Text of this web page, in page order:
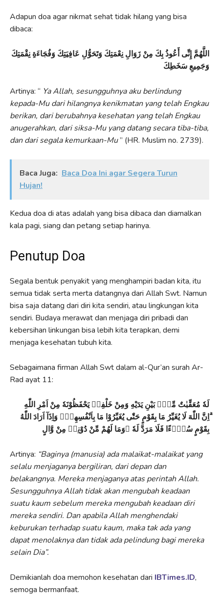
Adapun doa agar nikmat sehat tidak hilang yang bisa
dibaca:
اللَّهُمَّ إِنِّى أَعُوذُ بِكَ مِنْ زَوَالِ نِعْمَتِكَ وَتَحَوُّلِ عَافِيَتِكَ وَفُجَاءَةِ نِقْمَتِكَ
وَجَمِيعِ سَخَطِكَ
Artinya: “ Ya Allah, sesungguhnya aku berlindung
kepada-Mu dari hilangnya kenikmatan yang telah Engkau
berikan, dari berubahnya kesehatan yang telah Engkau
anugerahkan, dari siksa-Mu yang datang secara tiba-tiba,
dan dari segala kemurkaan-Mu” (HR. Muslim no. 2739).
Baca Juga: Baca Doa Ini agar Segera Turun
Hujan!
Kedua doa di atas adalah yang bisa dibaca dan diamalkan
kala pagi, siang dan petang setiap harinya.
Penutup Doa
Segala bentuk penyakit yang menghampiri badan kita, itu
semua tidak serta merta datangnya dari Allah Swt. Namun
bisa saja datang dari diri kita sendiri, atau lingkungan kita
sendiri. Budaya merawat dan menjaga diri pribadi dan
kebersihan linkungan bisa lebih kita terapkan, demi
menjaga kesehatan tubuh kita.
Sebagaimana firman Allah Swt dalam al-Qur’an surah Ar-
Rad ayat 11:
لَهٗ مُعَقِّبٰتٌ مِّنْۢ بَيْنِ يَدَيْهِ وَمِنْ خَلْفِهٖ يَحْفَظُوْنَهٗ مِنْ اَمْرِ اللّٰهِ
ۗاِنَّ اللّٰهَ لَا يُغَيِّرُ مَا بِقَوْمٍ حَتّٰى يُغَيِّرُوْا مَا بِاَنْفُسِهِمْۗ وَاِذَآ اَرَادَ اللّٰهُ
بِقَوْمٍ سُوْۤءًا فَلَا مَرَدَّ لَهٗ ۚوَمَا لَهُمْ مِّنْ دُوْنِهٖ مِنْ وَّالٍ
Artinya: “Baginya (manusia) ada malaikat-malaikat yang
selalu menjaganya bergiliran, dari depan dan
belakangnya. Mereka menjaganya atas perintah Allah.
Sesungguhnya Allah tidak akan mengubah keadaan
suatu kaum sebelum mereka mengubah keadaan diri
mereka sendiri. Dan apabila Allah menghendaki
keburukan terhadap suatu kaum, maka tak ada yang
dapat menolaknya dan tidak ada pelindung bagi mereka
selain Dia”.
Demikianlah doa memohon kesehatan dari IBTimes.ID,
semoga bermanfaat.